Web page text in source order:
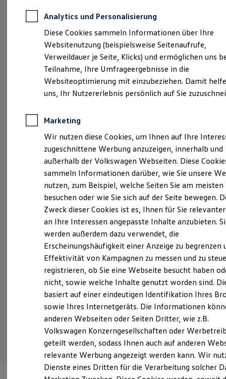
Autokredit mit Schlussrate
Versicherungen und Garantien
Kfz-Versicherung
Restschuldversicherungen
Garantien
Wartungsverträge
Geschäftskunden
Professional Class bei Volkswagen
Großkunden
Behörden
Anpfiff zum Gewinn
Elektroautos
ID. Tutorials
Elektrofahrzeugkonzepte
Reichweite
Reichweite der ID. Modelle
Reichweite im Winter
Laden
Laden unterwegs
Laden Zuhause
Ladezeitensimulator
Batterie
Sicherheit
Garantie und Lebensdauer
Nachhaltigkeit
Technologie
Kosten und Kauf
Verbrauchskosten
Kaufoptionen
E-Auto-Förderung
Software und Konnektivität
Die ID. Software 6
ID. Software Versionen und Updates
Digitale Extras
Schnittstellen zu Ihrem ID.
( Impressum & Rechtliches
Probefahrt vereinbaren
Fahrzeugangebot anfordern
Servicetermin buchen
Serviceanfrage stellen
Analytics und Personalisierung
Diese Cookies sammeln Informationen über Ihre
Websitenutzung (beispielsweise Seitenaufrufe,
Verweildauer je Seite, Klicks) und ermöglichen uns
Teilnahme, Ihre Umfrageergebnisse in die
Websiteoptimierung mit einzubeziehen. Damit
uns, Ihr Nutzererlebnis persönlich auf Sie
Marketing
Wir nutzen diese Cookies, um Ihnen auf Ihre
zugeschnittene Werbung anzuzeigen, innerhalb und
außerhalb der Volkswagen Webseiten. Diese
sammeln Informationen darüber, wie Sie unsere
nutzen, zum Beispiel, welche Seiten Sie am meisten
besuchen oder wie Sie sich auf der Seite bewegen.
Zweck dieser Cookies ist es, Ihnen für Sie
an Ihre Interessen angepasste Inhalte anzubieten.
werden außerdem dazu verwendet, die
Erscheinungshäufigkeit einer Anzeige zu begrenzen
Effektivität von Kampagnen zu messen und zu
registrieren, ob Sie eine Webseite besucht haben
nicht, sowie welche Inhalte genutzt worden sind.
basiert auf einer eindeutigen Identifikation Ihres
sowie Ihres Internetgeräts. Die Informationen
anderen Webseiten oder Seiten Dritter, wie z.B.
Volkswagen Konzerngesellschaften oder
geteilt werden, sodass Ihnen auch auf anderen
relevante Werbung angezeigt werden kann. Wir
Dienste eines Dritten für die Verarbeitung solcher